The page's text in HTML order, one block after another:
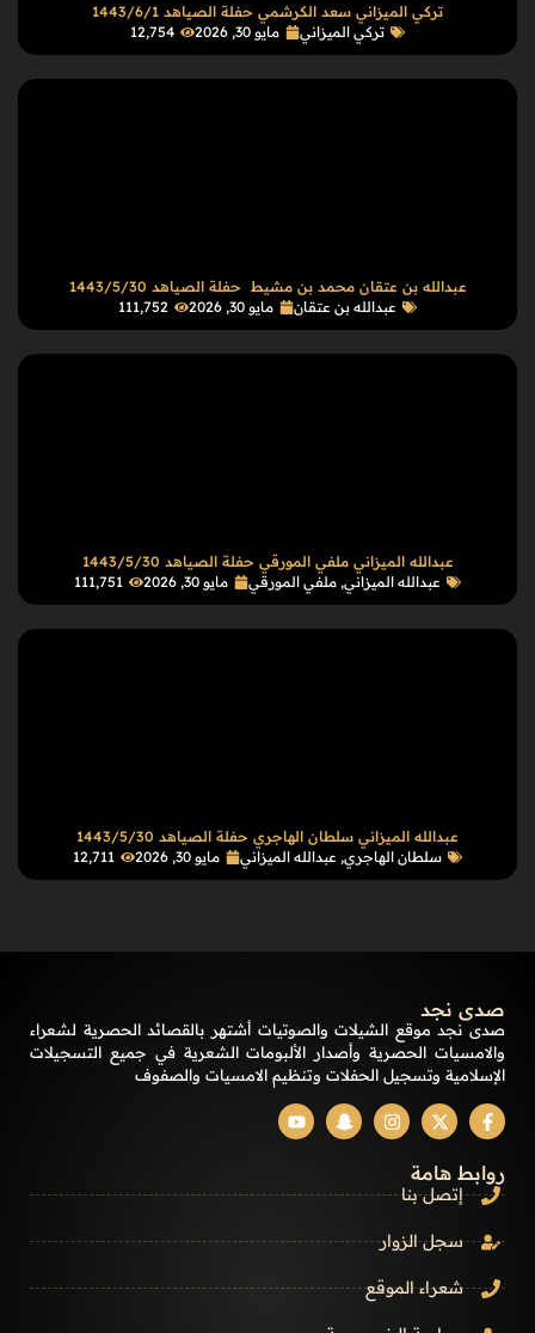
تركي الميزاني سعد الكرشمي حفلة الصياهد 1443/6/1
تركي الميزاني
مايو 30, 2026 12٬754
عبدالله بن عتقان محمد بن مشيط حفلة الصياهد 1443/5/30
عبدالله بن عتقان
مايو 30, 2026 111٬752
عبدالله الميزاني ملفي المورقي حفلة الصياهد 1443/5/30
عبدالله الميزاني, ملفي المورقي مايو 30, 2026 111٬751
عبدالله الميزاني سلطان الهاجري حفلة الصياهد 1443/5/30
سلطان الهاجري, عبدالله الميزاني مايو 30, 2026 12٬711
صدى نجد
صدى نجد موقع الشيلات والصوتيات أشتهر بالقصائد الحصرية لشعراء
والامسيات الحصرية وأصدار الألبومات الشعرية في جميع التسجيلات
الإسلامية وتسجيل الحفلات وتنظيم الامسيات والصفوف
روابط هامة
إتصل بنا
سجل الزوار
شعراء الموقع